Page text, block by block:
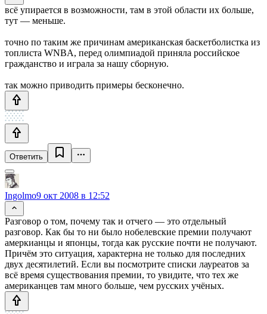
всё упирается в возможности, там в этой области их больше,
тут — меньше.
точно по таким же причинам американская баскетболистка из
топлиста WNBA, перед олимпиадой приняла российское
гражданство и играла за нашу сборную.
так можно приводить примеры бесконечно.
Ответить
Ingolmo9 окт 2008 в 12:52
Разговор о том, почему так и отчего — это отдельный
разговор. Как бы то ни было нобелевские премии получают
амеркианцы и японцы, тогда как русские почти не получают.
Причём это ситуация, характерна не только для последних
двух десятилетий. Если вы посмотрите списки лауреатов за
всё время существования премии, то увидите, что тех же
американцев там много больше, чем русских учёных.